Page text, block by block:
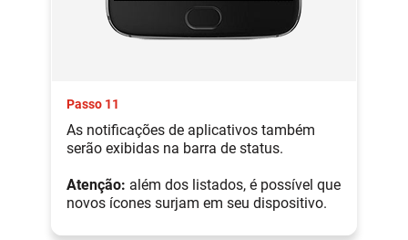
Passo 11
As notificações de aplicativos também
serão exibidas na barra de status.
Atenção: além dos listados, é possível que
novos ícones surjam em seu dispositivo.